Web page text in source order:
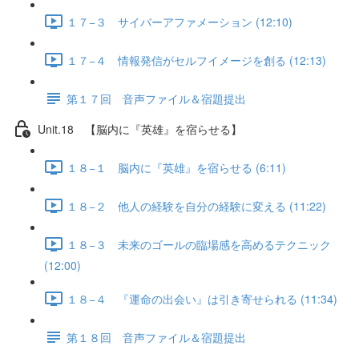
１７−３ サイバーアファメーション (12:10)
１７−４ 情報発信がセルフイメージを創る (12:13)
第１７回 音声ファイル＆宿題提出
Unit.18 【脳内に『英雄』を宿らせる】
１８−１ 脳内に『英雄』を宿らせる (6:11)
１８−２ 他人の経験を自分の経験に変える (11:22)
１８−３ 未来のゴールの臨場感を高めるテクニック
(12:00)
１８−４ 『運命の出会い』は引き寄せられる (11:34)
第１８回 音声ファイル＆宿題提出